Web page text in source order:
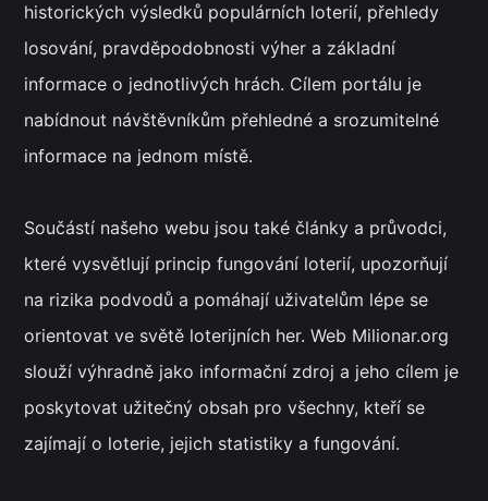
historických výsledků populárních loterií, přehledy
losování, pravděpodobnosti výher a základní
informace o jednotlivých hrách. Cílem portálu je
nabídnout návštěvníkům přehledné a srozumitelné
informace na jednom místě.
Součástí našeho webu jsou také články a průvodci,
které vysvětlují princip fungování loterií, upozorňují
na rizika podvodů a pomáhají uživatelům lépe se
orientovat ve světě loterijních her. Web Milionar.org
slouží výhradně jako informační zdroj a jeho cílem je
poskytovat užitečný obsah pro všechny, kteří se
zajímají o loterie, jejich statistiky a fungování.